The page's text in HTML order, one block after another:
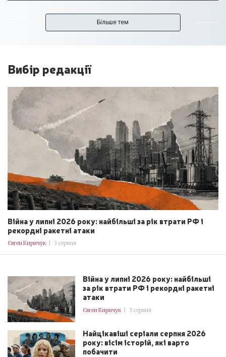
Більше тем
Війна у липні 2026 року: найбільші
за рік втрати РФ і рекордні ракетні
атаки
Євген Киричук 3 серпня
Найцікавіші серіали серпня 2026
року: вісім історій, які варто
побачити
Вибір редакції
Війна у липні 2026 року: найбільші за рік втрати РФ і
рекордні ракетні атаки
Євген Киричук 3 серпня